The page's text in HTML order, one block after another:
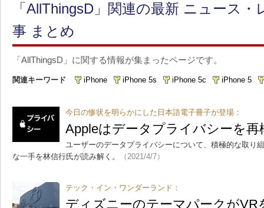
「AllThingsD」関連の最新 ニュース
事 まとめ
「AllThingsD」に関する情報が集まったページです。
関連キーワード iPhone iPhone 5s iPhone 5c iPhone 5
今日の惨状を明らかにした日本語電子冊子が登場：
Appleはデータプライバシーを再
ユーザーのデータプライバシーについて、積極的な取り
な一手を林信行氏が読み解く。
（2021/4/7）
テック・イン・ワンダーランド：
ディズニーのテーマパークがVR